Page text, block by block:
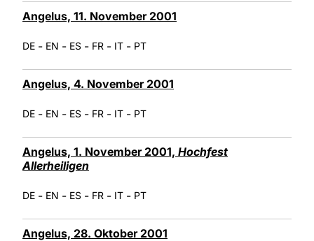
Angelus, 11. November 2001
DE - EN - ES - FR - IT - PT
Angelus, 4. November 2001
DE - EN - ES - FR - IT - PT
Angelus, 1. November 2001, Hochfest
Allerheiligen
DE - EN - ES - FR - IT - PT
Angelus, 28. Oktober 2001